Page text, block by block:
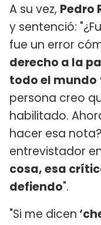
A su vez, Pedro
y sentenció:
fue un error
derecho a la
todo el mundo
persona creo
habilitado.
hacer esa
entrevistador
cosa, esa
defiendo".
"Si me dicen